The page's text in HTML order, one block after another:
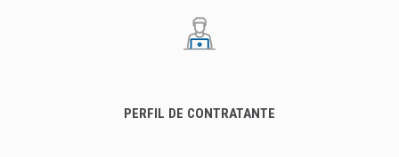
PERFIL DE CONTRATANTE